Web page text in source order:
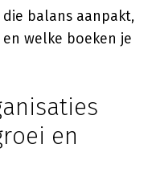
balans aanpakt,
welke boeken je
en